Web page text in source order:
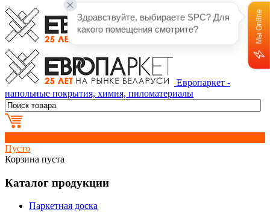
Европаркет -
напольные покрытия, химия, пиломатериалы
Пусто
Корзина пуста
Каталог продукции
Паркетная доска
Здравствуйте, выбираете SPC? Для
какого помещения смотрите?
Мы Online